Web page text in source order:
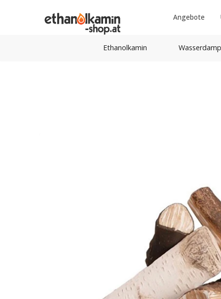
Angebote
Ethanolkamin